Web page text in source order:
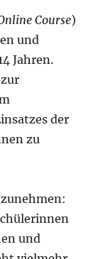
Course)
und
Jahren.
der
zu
und